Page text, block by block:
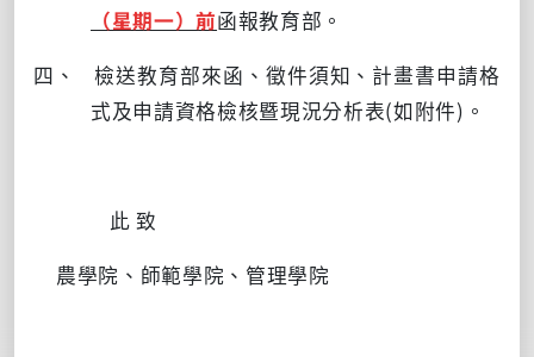
（星期一）前函報教育部。
四、 檢送教育部來函、徵件須知、計畫書申請格
式及申請資格檢核暨現況分析表(如附件) 。
此 致
農學院、師範學院、管理學院